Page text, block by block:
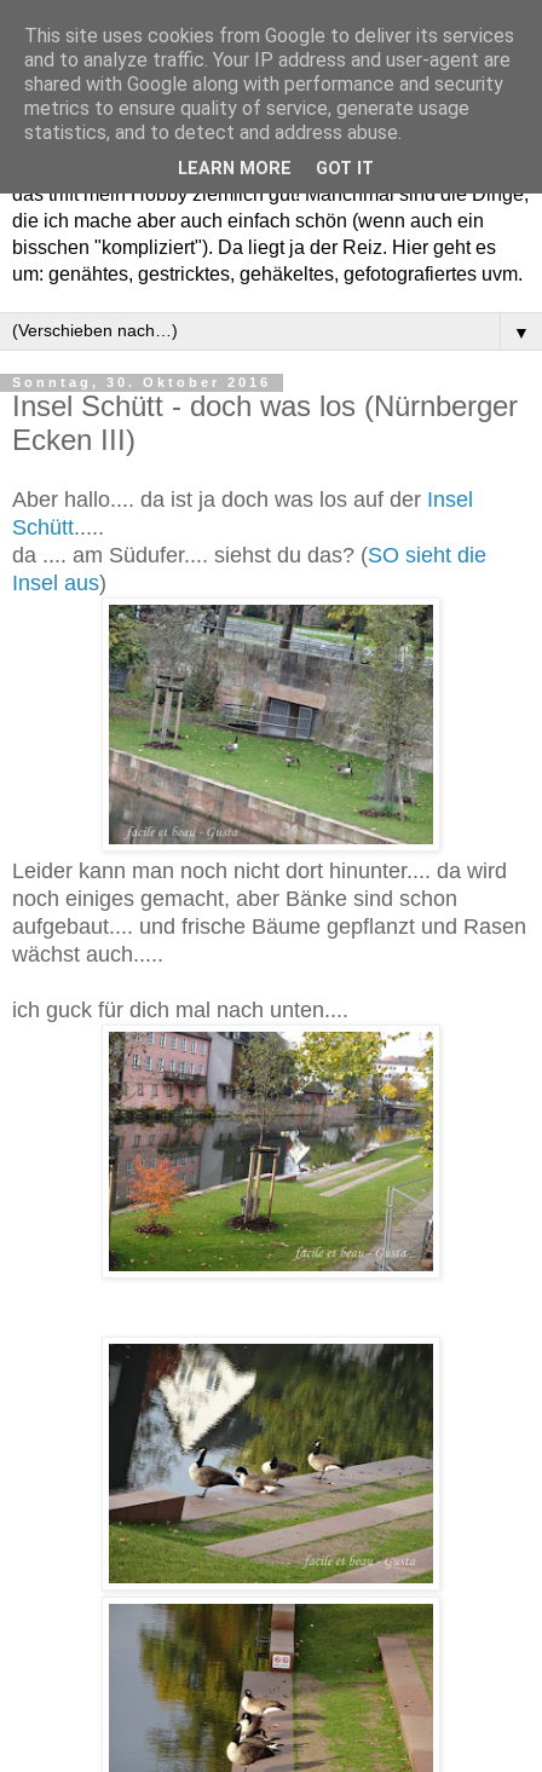
Willkommen in meinem "Wohnzimmer". Einfach und schön -
das trifft mein Hobby ziemlich gut! Manchmal sind die Dinge,
die ich mache aber auch einfach schön (wenn auch ein
bisschen "kompliziert"). Da liegt ja der Reiz. Hier geht es
um: genähtes, gestricktes, gehäkeltes, gefotografiertes uvm.
▼
Sonntag, 30. Oktober 2016
Insel Schütt - doch was los (Nürnberger
Ecken III)
Aber hallo.... da ist ja doch was los auf der Insel
Schütt.....
da .... am Südufer.... siehst du das? (SO sieht die
Insel aus)
Leider kann man noch nicht dort hinunter.... da wird
noch einiges gemacht, aber Bänke sind schon
aufgebaut.... und frische Bäume gepflanzt und Rasen
wächst auch.....
ich guck für dich mal nach unten....
This site uses cookies from Google to deliver its services
and to analyze traffic. Your IP address and user-agent are
shared with Google along with performance and security
metrics to ensure quality of service, generate usage
statistics, and to detect and address abuse.
LEARN MORE GOT IT